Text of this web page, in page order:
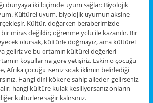
dünyaya iki biçimde uyum sağlar: Biyolojik
Kültürel uyum, biyolojik uyumun aksine
Kültür, doğarken beraberimizde
miras değildir; öğrenme yolu ile kazanılır. Bir
olursak, kültürle doğmayız, ama kültürel
geliriz ve bu ortamın kültürel değerleri
koşullarına göre yetişiriz. Eskimo çocuğu
Afrika çocuğu iseniz sıcak iklimin belirlediği
Hangi dini kökene sahip aileden gelirseniz,
hangi kültüre kulak kesiliyorsanız onların
kültürlere sağır kalırsınız.